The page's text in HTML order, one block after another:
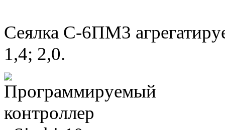
Сеялка С-6ПМ3
1,4; 2,0.